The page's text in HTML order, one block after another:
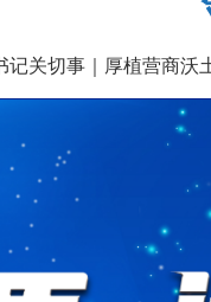
记关切事｜厚植营商沃